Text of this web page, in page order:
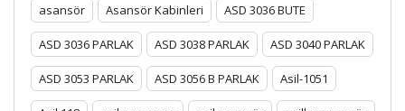
asansör Asansör Kabinleri ASD 3036 BUTE
ASD 3036 PARLAK ASD 3038 PARLAK ASD 3040 PARLAK
ASD 3053 PARLAK ASD 3056 B PARLAK Asil-1051